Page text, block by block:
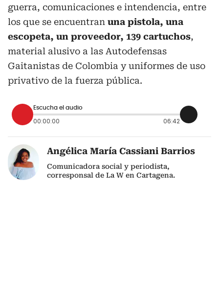
guerra, comunicaciones e intendencia, entre
los que se encuentran una pistola, una
escopeta, un proveedor, 139 cartuchos,
material alusivo a las Autodefensas
Gaitanistas de Colombia y uniformes de uso
privativo de la fuerza pública.
Escucha el audio
00:00:00 06:42
Angélica María Cassiani Barrios
Comunicadora social y periodista,
corresponsal de La W en Cartagena.